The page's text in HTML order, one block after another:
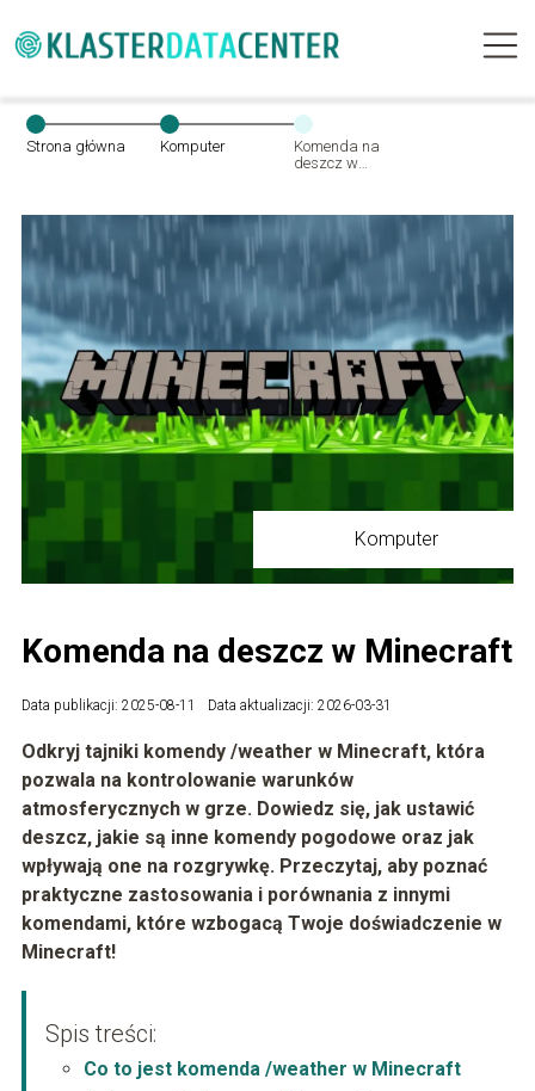
Strona główna Komputer
Komenda na
deszcz w
Komputer
Komenda na deszcz w Minecraft
Data publikacji: 2025-08-11 Data aktualizacji: 2026-03-31
Odkryj tajniki komendy /weather w Minecraft, która
pozwala na kontrolowanie warunków
atmosferycznych w grze. Dowiedz się, jak ustawić
deszcz, jakie są inne komendy pogodowe oraz jak
wpływają one na rozgrywkę. Przeczytaj, aby poznać
praktyczne zastosowania i porównania z innymi
komendami, które wzbogacą Twoje doświadczenie w
Minecraft!
Spis treści:
Co to jest komenda /weather w Minecraft